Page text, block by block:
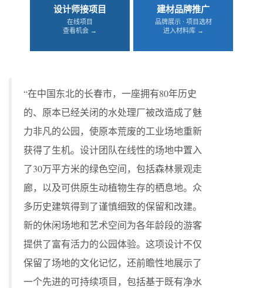
设计师接项目
在线项目
查看机会 →
建材品牌推广
品牌展示 · 项目选材
进入材料库 →
“在中国东北的长春市，一座拥有80年历史
的、原本已经关闭的水处理厂被改造成了魅
力非凡的公园，使原本荒废的工业场地重新
获得了生机。设计团队在线性的场地中置入
了30万平方米的绿色空间，包括森林景观走
廊，以及可供原生动植物生存的栖息地。众
多历史建筑得到了谨慎细致的保留和改建。
新的休闲场地和艺术空间为各年龄段的游客
提供了富有活力的公园体验。这项设计不仅
保留了场地的文化记忆，还前瞻性地展示了
一个先进的可持续项目，包括基于既有净水